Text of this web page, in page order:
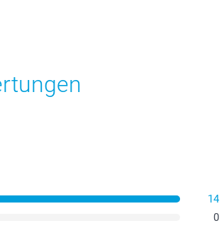
14
0